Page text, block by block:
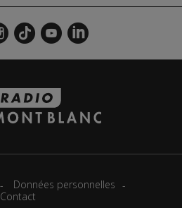
Données personnelles
Contact